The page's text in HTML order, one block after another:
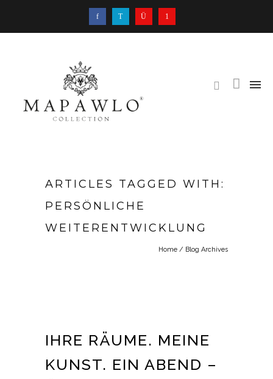
ARTICLES TAGGED WITH:
PERSÖNLICHE
WEITERENTWICKLUNG
Home / Blog Archives
IHRE RÄUME. MEINE
KUNST. EIN ABEND –